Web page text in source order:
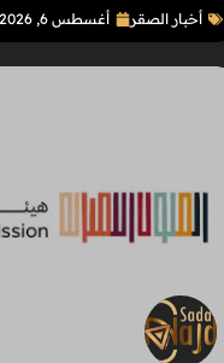
أخبار الصقر أغسطس 6, 2026